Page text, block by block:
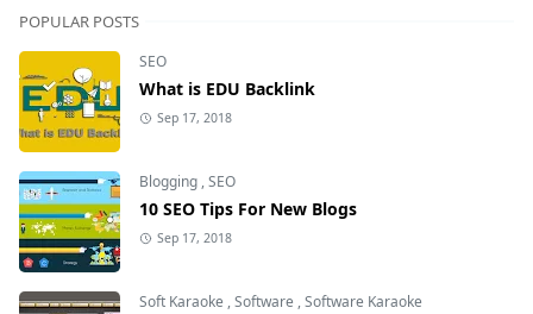
POPULAR POSTS
SEO
What is EDU Backlink
Sep 17, 2018
Blogging ,SEO
10 SEO Tips For New Blogs
Sep 17, 2018
Soft Karaoke ,Software ,Software Karaoke